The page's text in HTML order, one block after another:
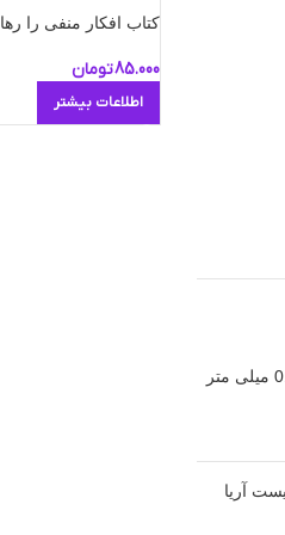
کتاب افکار منفی را
85.000تومان
اطلاعات بیشتر